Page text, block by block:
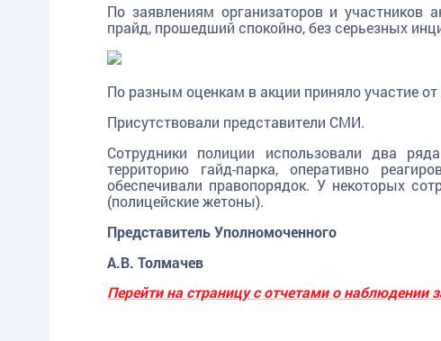
По заявлениям организаторов и
прайд, прошедший спокойно, без серьезных
По разным оценкам в акции приняло участие от
Присутствовали представители СМИ.
Сотрудники полиции использовали два
территорию гайд-парка, оперативно
обеспечивали правопорядок. У некоторых
(полицейские жетоны).
Представитель Уполномоченного
А.В. Толмачев
Перейти на страницу с отчетами о